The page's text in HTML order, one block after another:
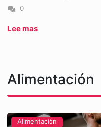
0
Lee mas
Alimentación
Alimentación